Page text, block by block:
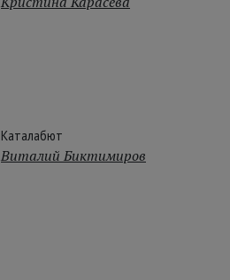
Каталабют
Виталий Биктимиров